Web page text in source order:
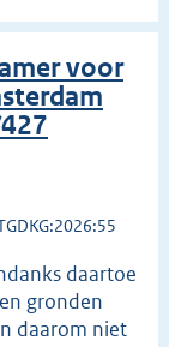
voor
daartoe
gronden
daarom niet